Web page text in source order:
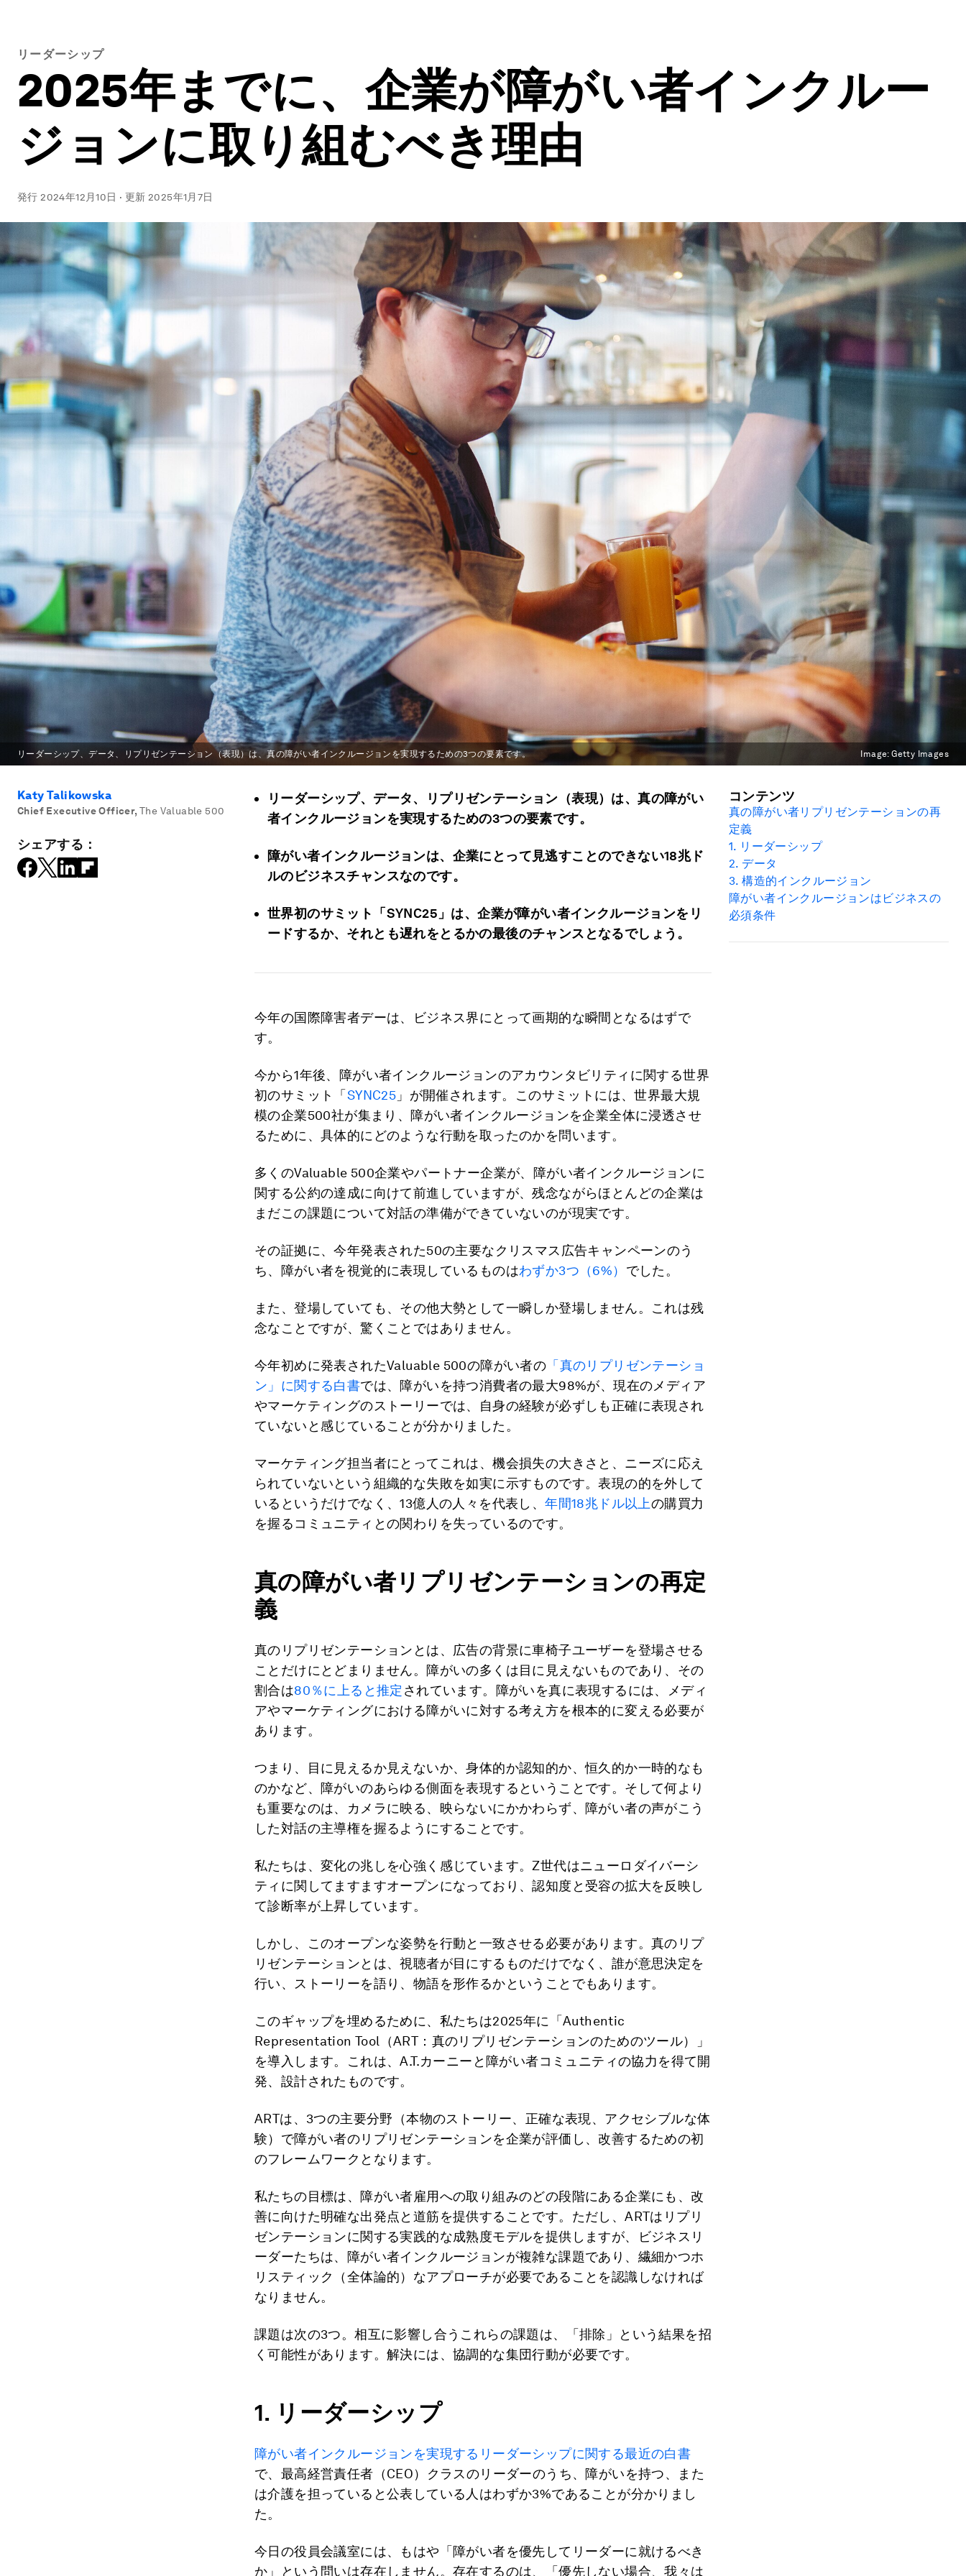
リーダーシップ
2025年までに、企業が障がい者インクルー
ジョンに取り組むべき理由
発行2024年12月10日 · 更新2025年1月7日
リーダーシップ、データ、リプリゼンテーション（表現）は、真の障がい者インクルージョンを実現するための3つの要素です。 Image:Getty Images
Katy Talikowska
Chief Executive Officer, The Valuable 500
シェアする：
リーダーシップ、データ、リプリゼンテーション（表現）は、真の障がい
者インクルージョンを実現するための3つの要素です。
障がい者インクルージョンは、企業にとって見逃すことのできない18兆ド
ルのビジネスチャンスなのです。
世界初のサミット「SYNC25」は、企業が障がい者インクルージョンをリ
ードするか、それとも遅れをとるかの最後のチャンスとなるでしょう。
今年の国際障害者デーは、ビジネス界にとって画期的な瞬間となるはずで
す。
今から1年後、障がい者インクルージョンのアカウンタビリティに関する世界
初のサミット「 SYNC25 」が開催されます。このサミットには、世界最大規
模の企業500社が集まり、障がい者インクルージョンを企業全体に浸透させ
るために、具体的にどのような行動を取ったのかを問います。
多くのValuable 500企業やパートナー企業が、障がい者インクルージョンに
関する公約の達成に向けて前進していますが、残念ながらほとんどの企業は
まだこの課題について対話の準備ができていないのが現実です。
その証拠に、今年発表された50の主要なクリスマス広告キャンペーンのう
ち、障がい者を視覚的に表現しているものはわずか3つ（6%） でした。
また、登場していても、その他大勢として一瞬しか登場しません。これは残
念なことですが、驚くことではありません。
今年初めに発表されたValuable 500の障がい者の 「真のリプリゼンテーショ
ン」に関する白書では、障がいを持つ消費者の最大98%が、現在のメディア
やマーケティングのストーリーでは、自身の経験が必ずしも正確に表現され
ていないと感じていることが分かりました。
マーケティング担当者にとってこれは、機会損失の大きさと、ニーズに応え
られていないという組織的な失敗を如実に示すものです。表現の的を外して
いるというだけでなく、13億人の人々を代表し、年間18兆ドル以上の購買力
を握るコミュニティとの関わりを失っているのです。
真の障がい者リプリゼンテーションの再定
義
真のリプリゼンテーションとは、広告の背景に車椅子ユーザーを登場させる
ことだけにとどまりません。障がいの多くは目に見えないものであり、その
割合は80％に上ると推定 されています。障がいを真に表現するには、メディ
アやマーケティングにおける障がいに対する考え方を根本的に変える必要が
あります。
つまり、目に見えるか見えないか、身体的か認知的か、恒久的か一時的なも
のかなど、障がいのあらゆる側面を表現するということです。そして何より
も重要なのは、カメラに映る、映らないにかかわらず、障がい者の声がこう
した対話の主導権を握るようにすることです。
私たちは、変化の兆しを心強く感じています。Z世代はニューロダイバーシ
ティに関してますますオープンになっており、認知度と受容の拡大を反映し
て診断率が上昇しています。
しかし、このオープンな姿勢を行動と一致させる必要があります。真のリプ
リゼンテーションとは、視聴者が目にするものだけでなく、誰が意思決定を
行い、ストーリーを語り、物語を形作るかということでもあります。
このギャップを埋めるために、私たちは2025年に「Authentic
Representation Tool（ART：真のリプリゼンテーションのためのツール）」
を導入します。これは、A.T.カーニーと障がい者コミュニティの協力を得て開
発、設計されたものです。
ARTは、3つの主要分野（本物のストーリー、正確な表現、アクセシブルな体
験）で障がい者のリプリゼンテーションを企業が評価し、改善するための初
のフレームワークとなります。
私たちの目標は、障がい者雇用への取り組みのどの段階にある企業にも、改
善に向けた明確な出発点と道筋を提供することです。ただし、ARTはリプリ
ゼンテーションに関する実践的な成熟度モデルを提供しますが、ビジネスリ
ーダーたちは、障がい者インクルージョンが複雑な課題であり、繊細かつホ
リスティック（全体論的）なアプローチが必要であることを認識しなければ
なりません。
課題は次の3つ。相互に影響し合うこれらの課題は、「排除」という結果を招
く可能性があります。解決には、協調的な集団行動が必要です。
1. リーダーシップ
障がい者インクルージョンを実現するリーダーシップに関する最近の白書
で、最高経営責任者（CEO）クラスのリーダーのうち、障がいを持つ、また
は介護を担っていると公表している人はわずか3%であることが分かりまし
た。
今日の役員会議室には、もはや「障がい者を優先してリーダーに就けるべき
か」という問いは存在しません。存在するのは、「優先しない場合、我々は
コンテンツ
真の障がい者リプリゼンテーションの再
定義
1. リーダーシップ
2. データ
3. 構造的インクルージョン
障がい者インクルージョンはビジネスの
必須条件